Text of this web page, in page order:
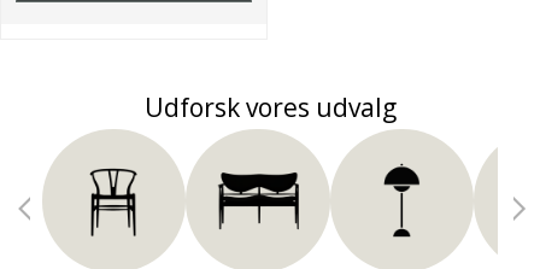
Udforsk vores udvalg